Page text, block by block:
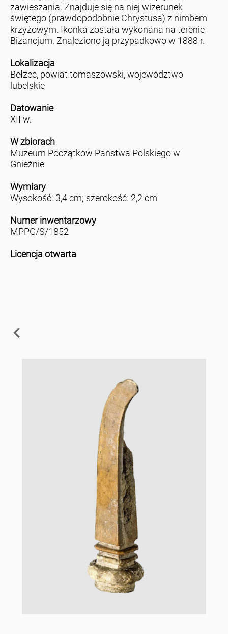
zawieszania. Znajduje się na niej wizerunek
świętego (prawdopodobnie Chrystusa) z nimbem
krzyżowym. Ikonka została wykonana na terenie
Bizancjum. Znaleziono ją przypadkowo w 1888 r.
Lokalizacja
Bełżec, powiat tomaszowski, województwo
lubelskie
Datowanie
XII w.
W zbiorach
Muzeum Początków Państwa Polskiego w
Gnieźnie
Wymiary
Wysokość: 3,4 cm; szerokość: 2,2 cm
Numer inwentarzowy
MPPG/S/1852
Licencja otwarta